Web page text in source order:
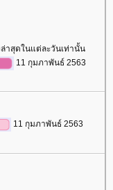
าสุดในแต่ละวันเท่านั้น
11 กุมภาพันธ์ 2563
11 กุมภาพันธ์ 2563